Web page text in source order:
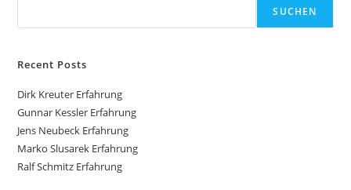
SUCHEN
Recent Posts
Dirk Kreuter Erfahrung
Gunnar Kessler Erfahrung
Jens Neubeck Erfahrung
Marko Slusarek Erfahrung
Ralf Schmitz Erfahrung